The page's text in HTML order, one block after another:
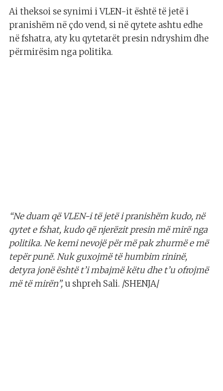
Ai theksoi se synimi i VLEN-it është të jetë i
pranishëm në çdo vend, si në qytete ashtu edhe
në fshatra, aty ku qytetarët presin ndryshim dhe
përmirësim nga politika.
“Ne duam që VLEN-i të jetë i pranishëm kudo, në
qytet e fshat, kudo që njerëzit presin më mirë nga
politika. Ne kemi nevojë për më pak zhurmë e më
tepër punë. Nuk guxojmë të humbim rininë,
detyra jonë është t’i mbajmë këtu dhe t’u ofrojmë
më të mirën”, u shpreh Sali. /SHENJA/